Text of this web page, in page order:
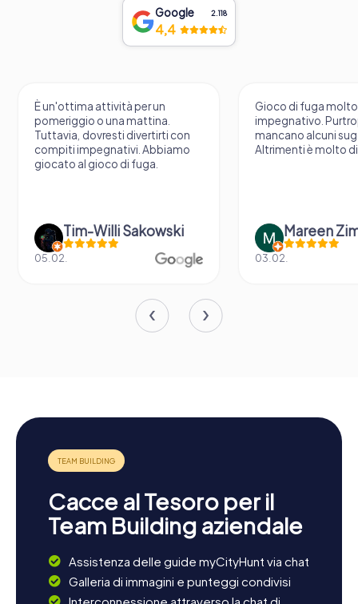
Google 2.118
4,4
È un'ottima attività per un
pomeriggio o una mattina.
Tuttavia, dovresti divertirti con
compiti impegnativi. Abbiamo
giocato al gioco di fuga.
Tim-Willi Sakowski
05.02.
Gioco di fuga molto
impegnativo.
mancano alcuni
Altrimenti è molto
Mareen
03.02.
Cacce al Tesoro per il
Team Building aziendale
Assistenza delle guide myCityHunt via chat
Galleria di immagini e punteggi condivisi